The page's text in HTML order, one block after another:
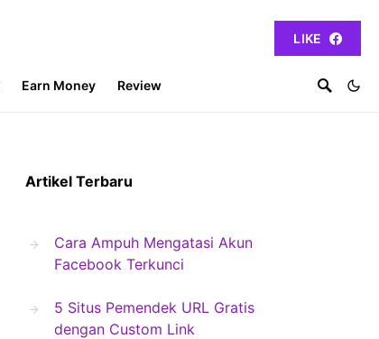
LIKE
Earn Money Review
Artikel Terbaru
Cara Ampuh Mengatasi Akun
Facebook Terkunci
5 Situs Pemendek URL Gratis
dengan Custom Link